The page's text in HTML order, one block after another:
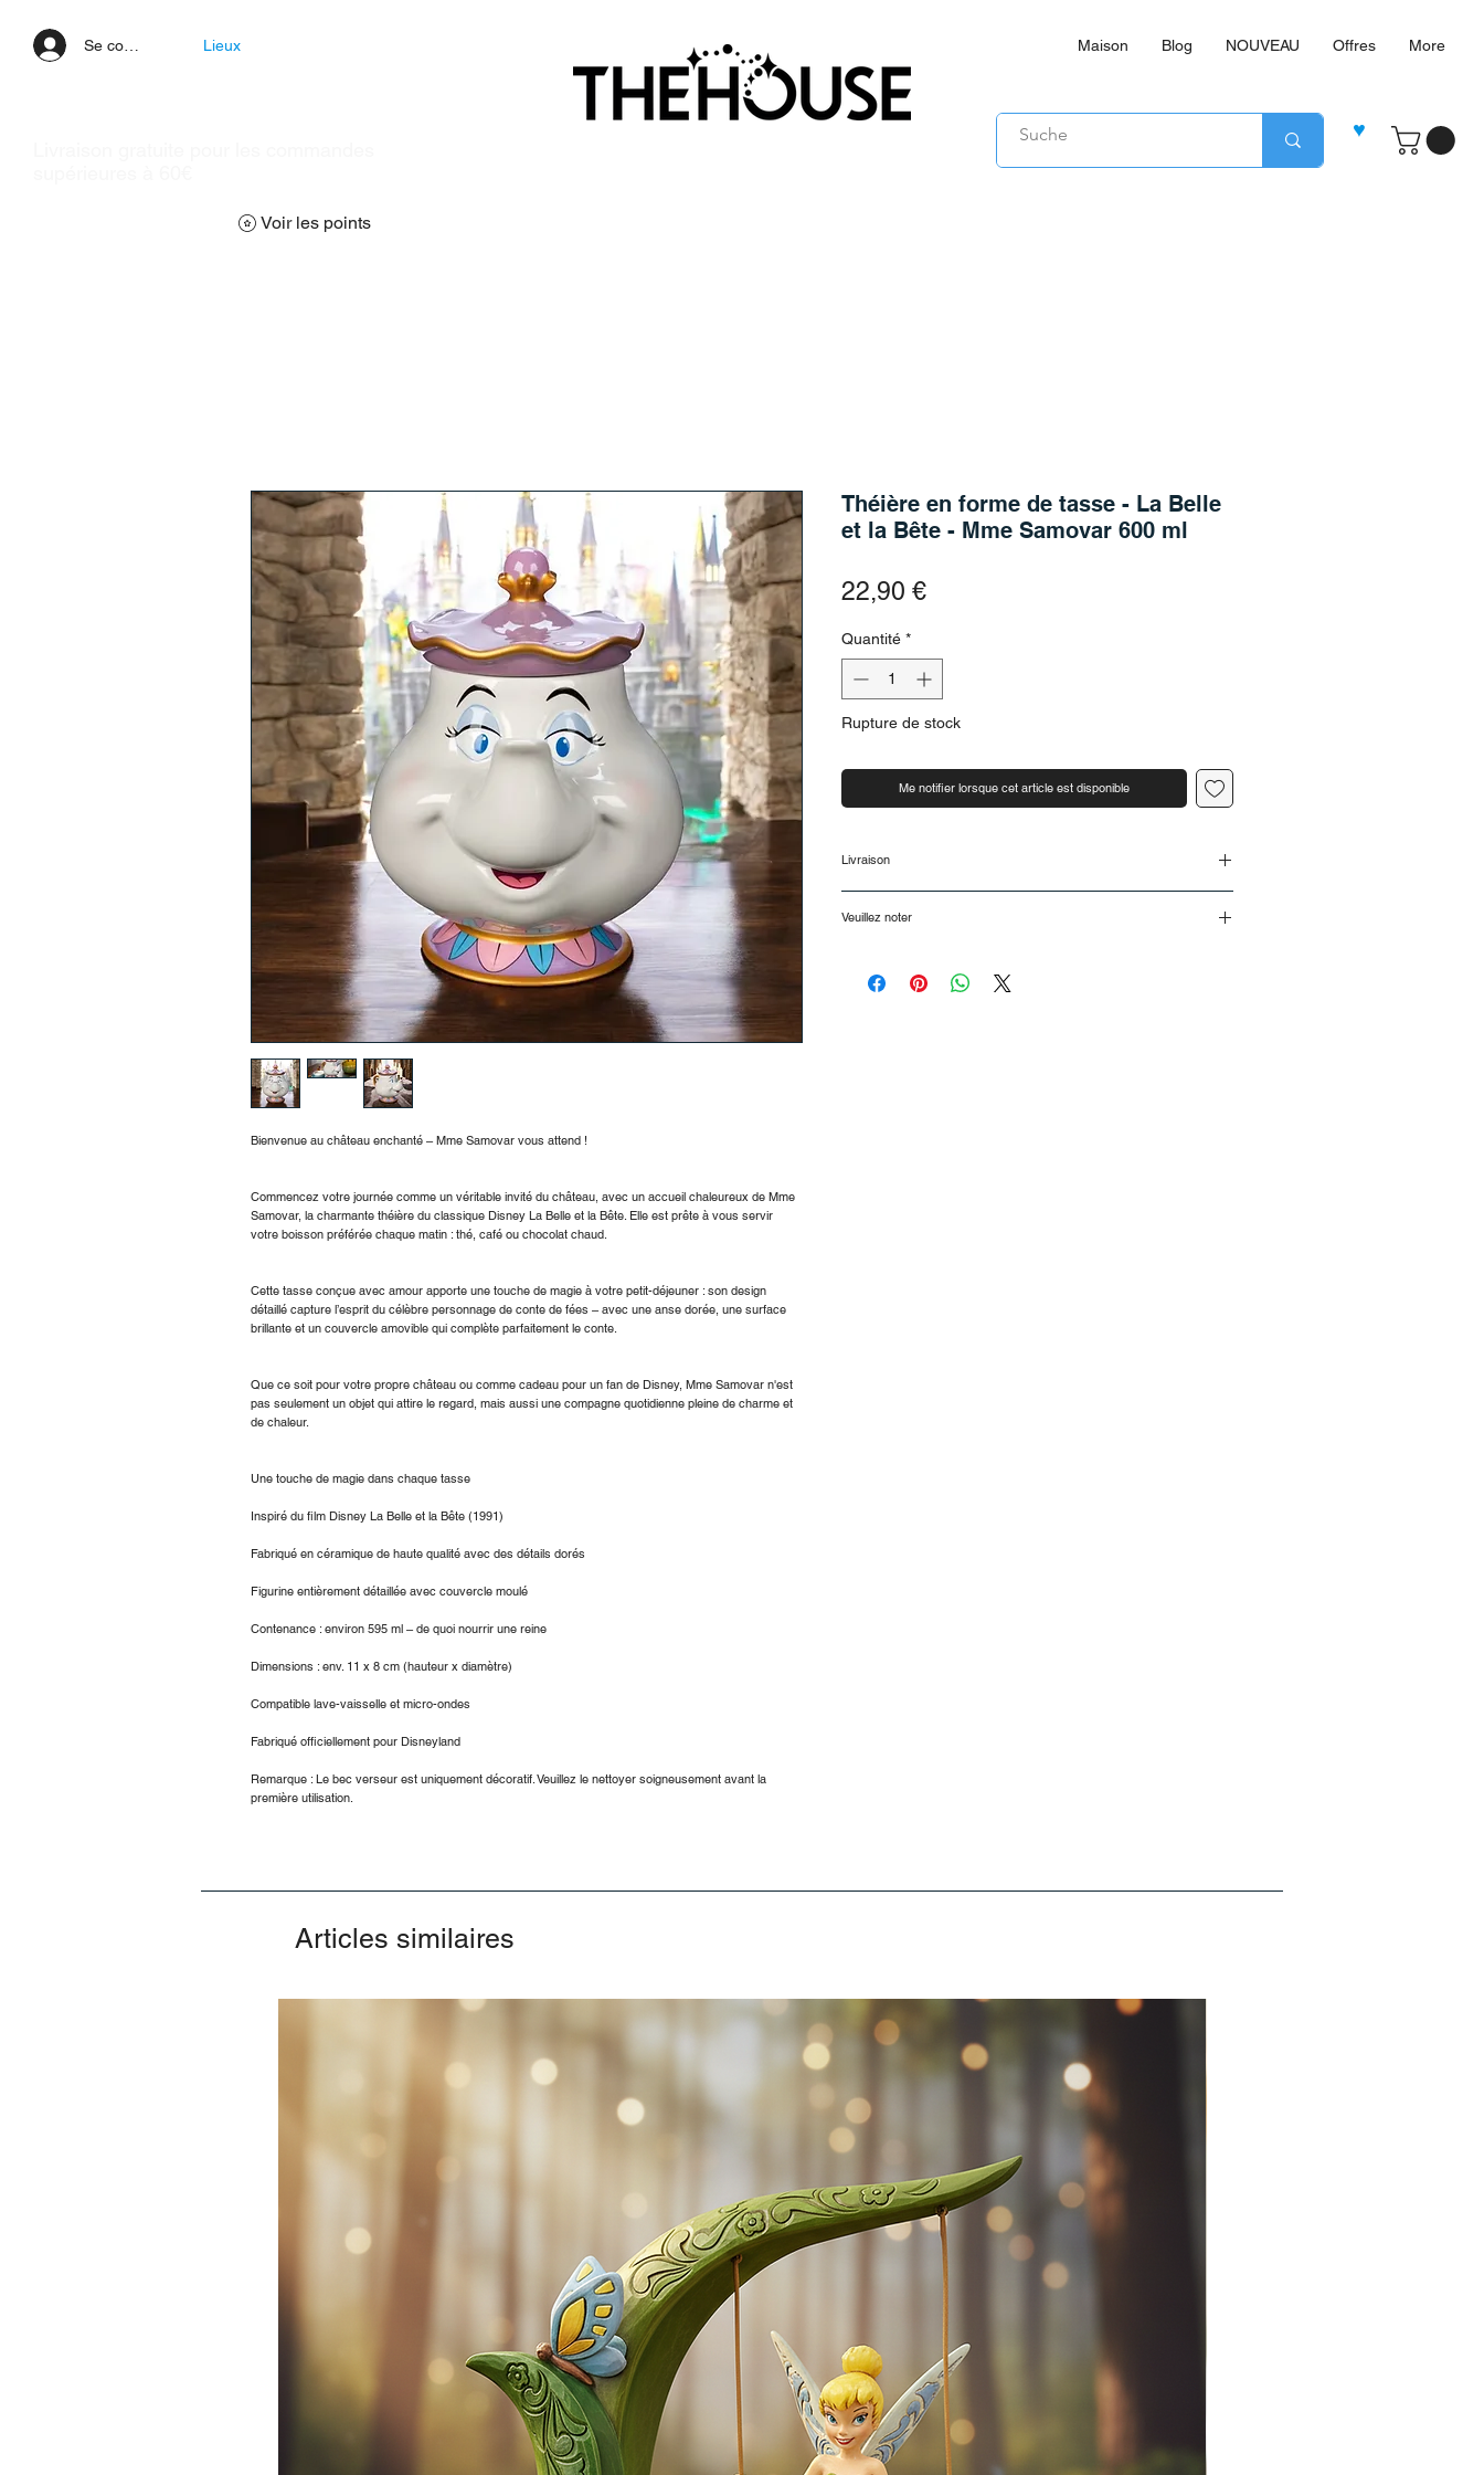
Se connecter Lieux
Voir les points
Maison Blog NOUVEAU Offres More
♥
Bienvenue au château enchanté – Mme Samovar vous attend !
Commencez votre journée comme un véritable invité du château, avec un accueil chaleureux de Mme
Samovar, la charmante théière du classique Disney La Belle et la Bête. Elle est prête à vous servir
votre boisson préférée chaque matin : thé, café ou chocolat chaud.
Cette tasse conçue avec amour apporte une touche de magie à votre petit-déjeuner : son design
détaillé capture l’esprit du célèbre personnage de conte de fées – avec une anse dorée, une surface
brillante et un couvercle amovible qui complète parfaitement le conte.
Que ce soit pour votre propre château ou comme cadeau pour un fan de Disney, Mme Samovar n'est
pas seulement un objet qui attire le regard, mais aussi une compagne quotidienne pleine de charme et
de chaleur.
Une touche de magie dans chaque tasse
Inspiré du film Disney La Belle et la Bête (1991)
Fabriqué en céramique de haute qualité avec des détails dorés
Figurine entièrement détaillée avec couvercle moulé
Contenance : environ 595 ml – de quoi nourrir une reine
Dimensions : env. 11 x 8 cm (hauteur x diamètre)
Compatible lave-vaisselle et micro-ondes
Fabriqué officiellement pour Disneyland
Remarque : Le bec verseur est uniquement décoratif. Veuillez le nettoyer soigneusement avant la
première utilisation.
Théière en forme de tasse - La Belle
et la Bête - Mme Samovar 600 ml
22,90 €Prix
Quantité *
Rupture de stock
Me notifier lorsque cet article est disponible
Livraison
Délais de livraison
Autriche dans un délai de 5 jours ouvrables (du lundi au
vendredi, de 8h à 18h) – rapidement et de manière
Veuillez noter
Articles similaires